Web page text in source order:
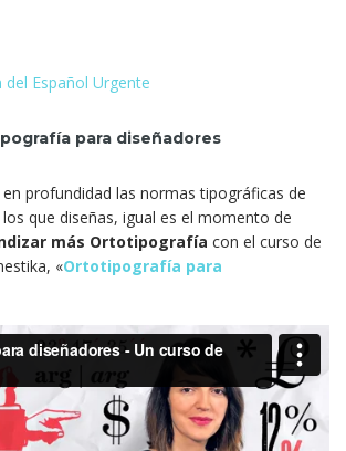
del Español Urgente
para diseñadores
profundidad las normas tipográficas de
que diseñas, igual es el momento de
más Ortotipografía con el curso de
«Ortotipografía para